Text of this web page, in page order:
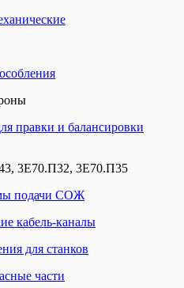
правки и балансировки
3Е70.П32, 3Е70.П35
подачи СОЖ
кабель-каналы
для станков
части